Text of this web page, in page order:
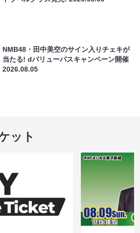
NMB48・田中美空のサイン入りチェキが
当たる! dバリューパスキャンペーン開催
2026.08.05
ット